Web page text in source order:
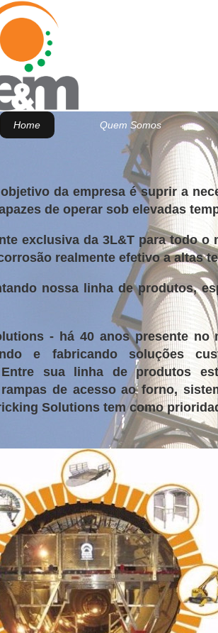
Home Quem Somos
da empresa é suprir a
de operar sob elevadas
exclusiva da 3L&T para todo
realmente efetivo a altas
nossa linha de produtos,
- há 40 anos presente no
e fabricando soluções
Entre sua linha de produtos
de acesso ao forno,
Solutions tem como